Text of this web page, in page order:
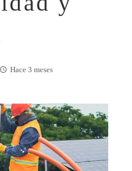
Hace 3 meses